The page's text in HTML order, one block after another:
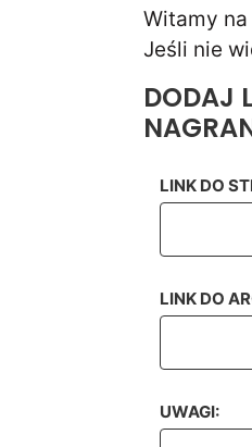
Witamy
Jeśli nie
DODAJ
LINK DO
LINK DO
UWAGI: